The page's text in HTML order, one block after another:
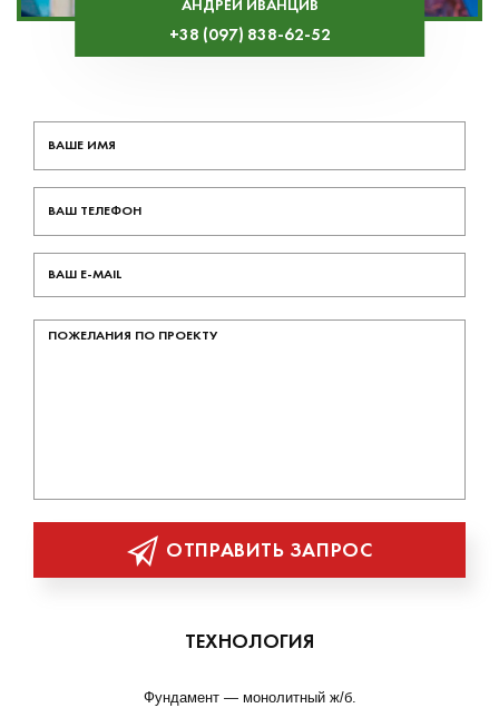
АНДРЕЙ ИВАНЦИВ
+38 (097) 838-62-52
ОТПРАВИТЬ ЗАПРОС
ТЕХНОЛОГИЯ
Фундамент — монолитный ж/б.